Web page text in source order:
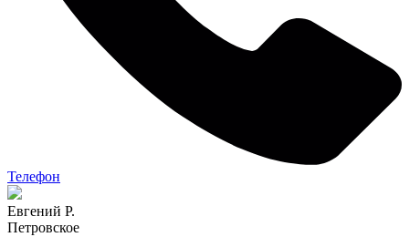
Телефон
Евгений Р.
Петровское